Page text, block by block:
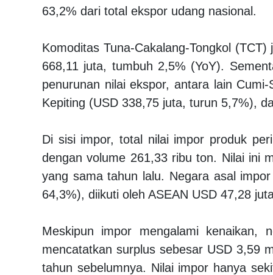
63,2% dari total ekspor udang nasional.
Komoditas Tuna-Cakalang-Tongkol
668,11 juta, tumbuh 2,5% (YoY).
penurunan nilai ekspor, antara lain
Kepiting (USD 338,75 juta, turun 5,7%),
Di sisi impor, total nilai impor produk
dengan volume 261,33 ribu ton. Nilai ini
yang sama tahun lalu. Negara asal
64,3%), diikuti oleh ASEAN USD 47,28
Meskipun impor mengalami kenaikan,
mencatatkan surplus sebesar USD 3,59
tahun sebelumnya. Nilai impor hanya